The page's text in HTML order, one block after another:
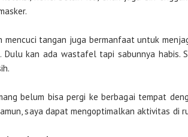
mencuci tangan juga bermanfaat untuk
Dulu kan ada wastafel tapi sabunnya habis.
belum bisa pergi ke berbagai tempat
saya dapat mengoptimalkan aktivitas di